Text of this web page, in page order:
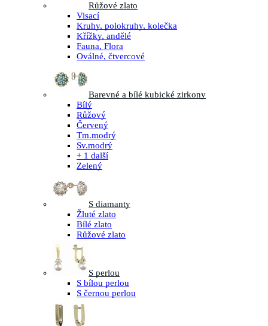
Růžové zlato
Visací
Kruhy, polokruhy, kolečka
Křížky, andělé
Fauna, Flora
Oválné, čtvercové
Barevné a bílé kubické zirkony
Bílý
Růžový
Červený
Tm.modrý
Sv.modrý
+ 1 další
Zelený
S diamanty
Žluté zlato
Bílé zlato
Růžové zlato
S perlou
S bílou perlou
S černou perlou